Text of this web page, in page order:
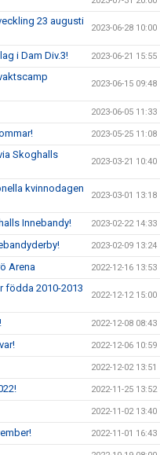
23 augusti
2023-06-28 10:00
i Dam Div.3! 2023-06-21 15:55
2023-06-15 09:48
2023-06-05 11:33
2023-05-25 11:08
Skoghalls
2023-03-21 10:40
kvinnodagen
2023-03-01 13:18
Innebandy! 2023-02-22 14:33
2023-02-09 13:24
Arena 2022-12-16 13:53
födda 2010-2013
2022-12-12 15:00
2022-12-08 08:43
2022-12-06 10:59
2022-12-02 13:51
2022-11-25 13:52
2022-11-02 13:40
2022-11-01 16:43